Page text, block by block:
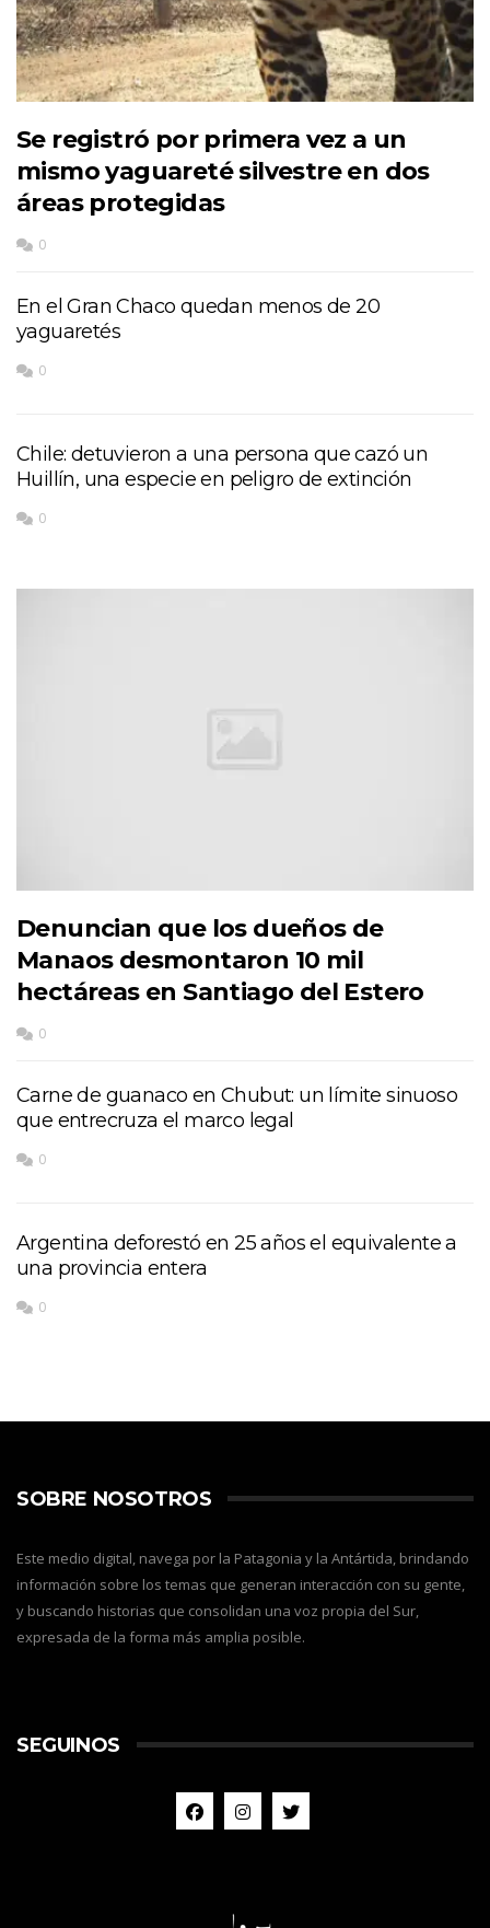
Se registró por primera vez a un
mismo yaguareté silvestre en dos
áreas protegidas
0
En el Gran Chaco quedan menos de 20
yaguaretés
0
Chile: detuvieron a una persona que cazó un
Huillín, una especie en peligro de extinción
0
Denuncian que los dueños de
Manaos desmontaron 10 mil
hectáreas en Santiago del Estero
0
Carne de guanaco en Chubut: un límite sinuoso
que entrecruza el marco legal
0
Argentina deforestó en 25 años el equivalente a
una provincia entera
0
SOBRE NOSOTROS
Este medio digital, navega por la Patagonia y la Antártida, brindando
información sobre los temas que generan interacción con su gente,
y buscando historias que consolidan una voz propia del Sur,
expresada de la forma más amplia posible.
SEGUINOS